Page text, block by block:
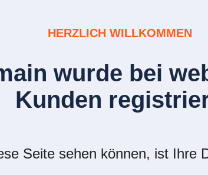
HERZLICH WILLKOMMEN
wurde bei
Kunden
Seite sehen können, ist Ihre